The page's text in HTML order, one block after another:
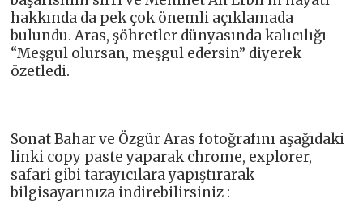
hakkında da pek çok önemli açıklamada
bulundu. Aras, şöhretler dünyasında kalıcılığı
“Meşgul olursan, meşgul edersin” diyerek
özetledi.
Sonat Bahar ve Özgür Aras fotoğrafını aşağıdaki
linki copy paste yaparak chrome, explorer,
safari gibi tarayıcılara yapıştırarak
bilgisayarınıza indirebilirsiniz :